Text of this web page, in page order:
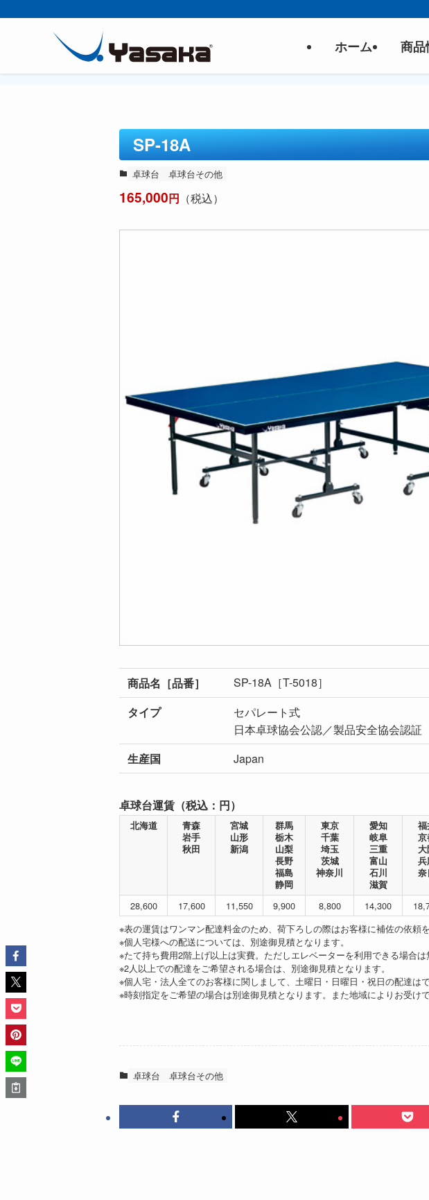
ホーム 商品
SP-18A
卓球台 卓球台その他
165,000円 （税込）
商品名［品番］
SP-18A［T-5018］
タイプ
セパレート式
日本卓球協会公認‏／製品安全協会認証
生産国
Japan
卓球台運賃（税込：円）
北海道
青森
岩手
秋田
宮城
山形
新潟
群馬
栃木
山梨
長野
福島
静岡
東京
千葉
埼玉
茨城
神奈川
愛知
岐阜
三重
富山
石川
滋賀
福
京
大
兵
奈
28,600 17,600 11,550 9,900 8,800 14,300
※表の運賃はワンマン配達料金のため、荷下ろしの際はお客様に補佐の依頼
※個人宅様への配送については、別途御見積となります。
※たて持ち費用2階上げ以上は実費。ただしエレベーターを利用できる場合は
※2人以上での配達をご希望される場合は、別途御見積となります。
※個人宅・法人全てのお客様に関しまして、土曜日・日曜日・祝日の配達はで
※時刻指定をご希望の場合は別途御見積となります。また地域によりお受け
卓球台 卓球台その他